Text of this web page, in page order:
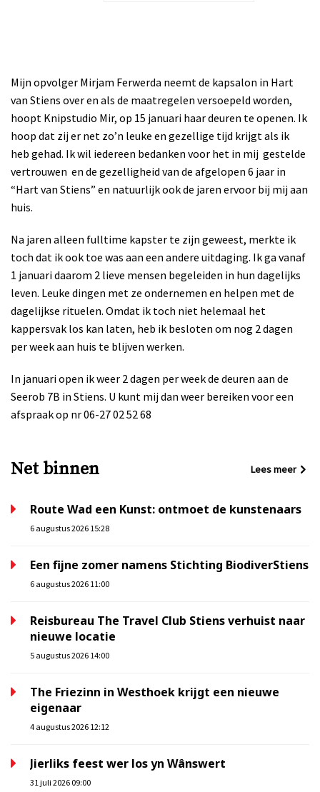
Mijn opvolger Mirjam Ferwerda neemt de kapsalon in Hart
van Stiens over en als de maatregelen versoepeld worden,
hoopt Knipstudio Mir, op 15 januari haar deuren te openen. Ik
hoop dat zij er net zo’n leuke en gezellige tijd krijgt als ik
heb gehad. Ik wil iedereen bedanken voor het in mij gestelde
vertrouwen en de gezelligheid van de afgelopen 6 jaar in
“Hart van Stiens” en natuurlijk ook de jaren ervoor bij mij aan
huis.
Na jaren alleen fulltime kapster te zijn geweest, merkte ik
toch dat ik ook toe was aan een andere uitdaging. Ik ga vanaf
1 januari daarom 2 lieve mensen begeleiden in hun dagelijks
leven. Leuke dingen met ze ondernemen en helpen met de
dagelijkse rituelen. Omdat ik toch niet helemaal het
kappersvak los kan laten, heb ik besloten om nog 2 dagen
per week aan huis te blijven werken.
In januari open ik weer 2 dagen per week de deuren aan de
Seerob 7B in Stiens. U kunt mij dan weer bereiken voor een
afspraak op nr 06-27 02 52 68
Net binnen Lees meer
Route Wad een Kunst: ontmoet de kunstenaars
6 augustus 2026 15:28
Een fijne zomer namens Stichting BiodiverStiens
6 augustus 2026 11:00
Reisbureau The Travel Club Stiens verhuist naar
nieuwe locatie
5 augustus 2026 14:00
The Friezinn in Westhoek krijgt een nieuwe
eigenaar
4 augustus 2026 12:12
Jierliks feest wer los yn Wânswert
31 juli 2026 09:00